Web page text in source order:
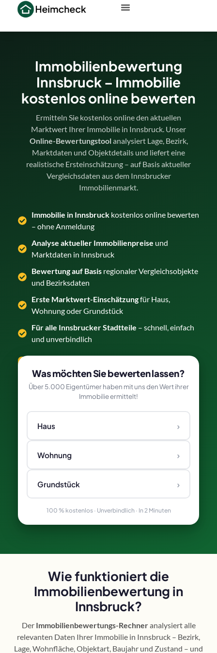
Immobilienbewertung
Innsbruck – Immobilie
kostenlos online bewerten
Ermitteln Sie kostenlos online den aktuellen
Marktwert Ihrer Immobilie in Innsbruck. Unser
Online-Bewertungstoolanalysiert Lage, Bezirk,
Marktdaten und Objektdetails und liefert eine
realistische Ersteinschätzung – auf Basis aktueller
Vergleichsdaten aus dem Innsbrucker
Immobilienmarkt.
Immobilie in Innsbruckkostenlos online bewerten
– ohne Anmeldung
Analyse aktueller Immobilienpreise und
Marktdaten in Innsbruck
Bewertung auf Basisregionaler Vergleichsobjekte
und Bezirksdaten
Erste Marktwert-Einschätzungfür Haus,
Wohnung oder Grundstück
Für alle Innsbrucker Stadtteile – schnell, einfach
und unverbindlich
Was möchten Sie bewerten lassen?
Über 5.000 Eigentümer haben mit uns den Wert ihrer
Immobilie ermittelt!
Haus ›
Wohnung ›
Grundstück ›
100 % kostenlos · Unverbindlich · In 2 Minuten
Wie funktioniert die
Immobilienbewertung in
Innsbruck?
Der Immobilienbewertungs-Rechneranalysiert alle
relevanten Daten Ihrer Immobilie in Innsbruck – Bezirk,
Lage, Wohnfläche, Objektart, Baujahr und Zustand – und